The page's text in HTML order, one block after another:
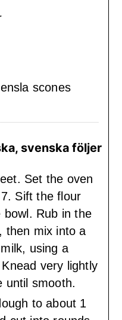
scones
svenska följer
Set the oven
Sift the flour
Rub in the
then mix into a
using a
very lightly
until smooth.
to about 1